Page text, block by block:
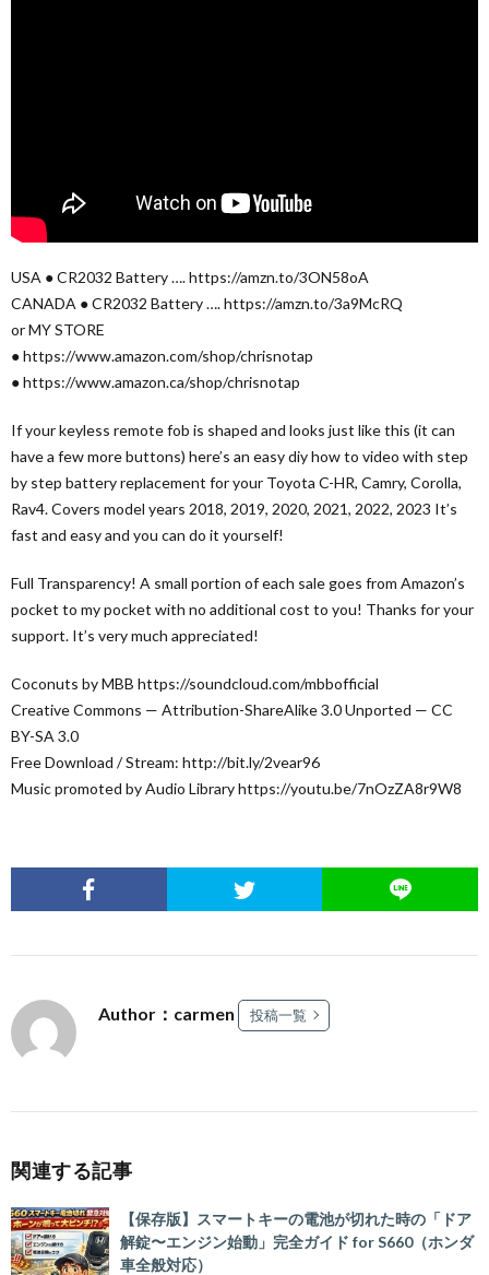
USA ● CR2032 Battery …. https://amzn.to/3ON58oA
CANADA ● CR2032 Battery …. https://amzn.to/3a9McRQ
or MY STORE
● https://www.amazon.com/shop/chrisnotap
● https://www.amazon.ca/shop/chrisnotap
If your keyless remote fob is shaped and looks just like this (it can
have a few more buttons) here’s an easy diy how to video with step
by step battery replacement for your Toyota C-HR, Camry, Corolla,
Rav4. Covers model years 2018, 2019, 2020, 2021, 2022, 2023 It’s
fast and easy and you can do it yourself!
Full Transparency! A small portion of each sale goes from Amazon’s
pocket to my pocket with no additional cost to you! Thanks for your
support. It’s very much appreciated!
Coconuts by MBB https://soundcloud.com/mbbofficial
Creative Commons — Attribution-ShareAlike 3.0 Unported — CC
BY-SA 3.0
Free Download / Stream: http://bit.ly/2vear96
Music promoted by Audio Library https://youtu.be/7nOzZA8r9W8
Author：carmen 投稿一覧
関連する記事
【保存版】スマートキーの電池が切れた時の「ドア
解錠〜エンジン始動」完全ガイド for S660（ホンダ
車全般対応）